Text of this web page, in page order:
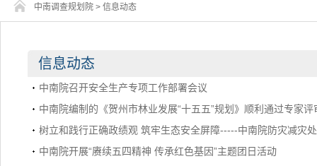
中南调查规划院 > 信息动态
信息动态
中南院召开安全生产专项工作部署会议
中南院编制的《贺州市林业发展“十五五”规划》顺利通过专家评
树立和践行正确政绩观 筑牢生态安全屏障-----中南院防灾减灾
中南院开展“赓续五四精神 传承红色基因”主题团日活动